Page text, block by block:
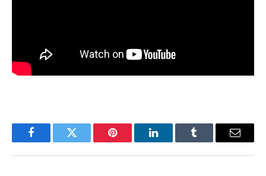
FacebookTwitter Pinterest LinkedInTumblr Email